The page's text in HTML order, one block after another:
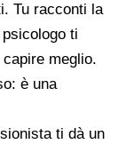
Tu racconti la
ti
meglio.
è una
ti dà un